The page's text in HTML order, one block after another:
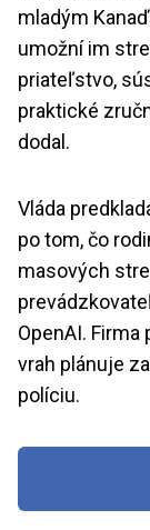
mladým
umožní im
priateľstvo,
praktické
dodal.
Vláda
po tom, čo
masových
OpenAI.
vrah plánuje
políciu.